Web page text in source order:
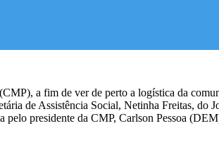
a fim de ver de perto a logística da
de Assistência Social, Netinha Freitas, do
presidente da CMP, Carlson Pessoa